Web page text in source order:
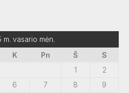
m. vasario mėn.
K Pn Š
S
1
2
6 7 8
9